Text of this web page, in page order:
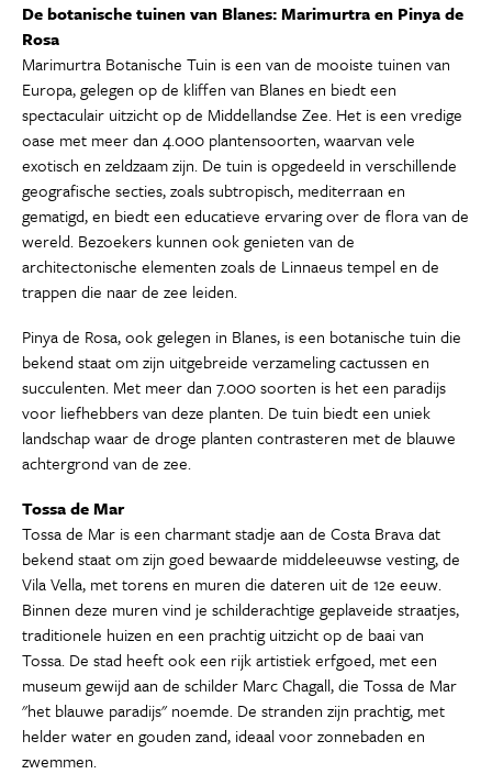
De botanische tuinen van Blanes: Marimurtra en Pinya de
Rosa
Marimurtra Botanische Tuin is een van de mooiste tuinen van
Europa, gelegen op de kliffen van Blanes en biedt een
spectaculair uitzicht op de Middellandse Zee. Het is een vredige
oase met meer dan 4.000 plantensoorten, waarvan vele
exotisch en zeldzaam zijn. De tuin is opgedeeld in verschillende
geografische secties, zoals subtropisch, mediterraan en
gematigd, en biedt een educatieve ervaring over de flora van de
wereld. Bezoekers kunnen ook genieten van de
architectonische elementen zoals de Linnaeus tempel en de
trappen die naar de zee leiden.
Pinya de Rosa, ook gelegen in Blanes, is een botanische tuin die
bekend staat om zijn uitgebreide verzameling cactussen en
succulenten. Met meer dan 7.000 soorten is het een paradijs
voor liefhebbers van deze planten. De tuin biedt een uniek
landschap waar de droge planten contrasteren met de blauwe
achtergrond van de zee.
Tossa de Mar
Tossa de Mar is een charmant stadje aan de Costa Brava dat
bekend staat om zijn goed bewaarde middeleeuwse vesting, de
Vila Vella, met torens en muren die dateren uit de 12e eeuw.
Binnen deze muren vind je schilderachtige geplaveide straatjes,
traditionele huizen en een prachtig uitzicht op de baai van
Tossa. De stad heeft ook een rijk artistiek erfgoed, met een
museum gewijd aan de schilder Marc Chagall, die Tossa de Mar
"het blauwe paradijs" noemde. De stranden zijn prachtig, met
helder water en gouden zand, ideaal voor zonnebaden en
zwemmen.